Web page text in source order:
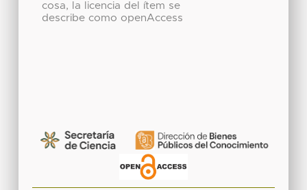
cosa, la licencia del ítem se
describe como openAccess